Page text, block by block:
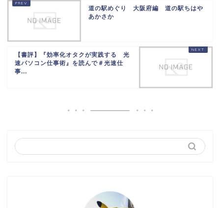
道の駅めぐり 大阪府編 道の駅ちはや
あかさか
【書評】『効率化オタクが実践する 光
速パソコン仕事術』を読んで＃光速仕
事...